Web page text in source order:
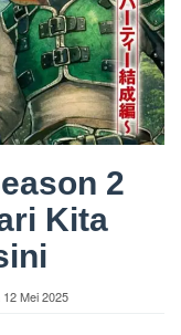
2
Kita
12 Mei 2025